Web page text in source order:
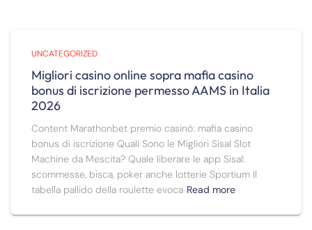
UNCATEGORIZED
Migliori casino online sopra mafia casino
bonus di iscrizione permesso AAMS in Italia
2026
Content Marathonbet premio casinò: mafia casino
bonus di iscrizione Quali Sono le Migliori Sisal Slot
Machine da Mescita? Quale liberare le app Sisal:
scommesse, bisca, poker anche lotterie Sportium Il
tabella pallido della roulette evoca Read more